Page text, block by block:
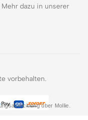
dazu in unserer
vorbehalten.
über Mollie.